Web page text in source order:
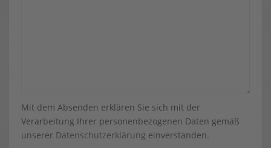
Mit dem Absenden erklären Sie sich mit der
Verarbeitung Ihrer personenbezogenen Daten gemäß
unserer Datenschutzerklärung einverstanden.